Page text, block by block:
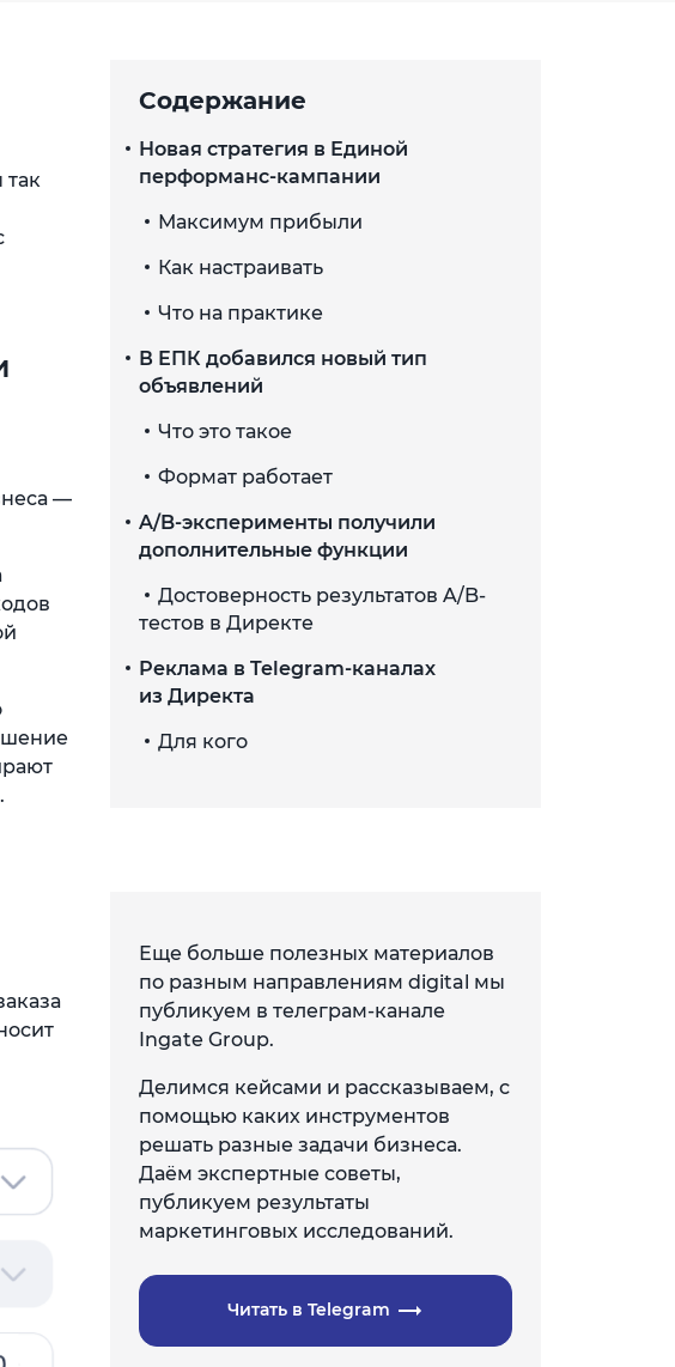
так
—
Содержание
Новая стратегия в Единой
перформанс-кампании
Максимум прибыли
Как настраивать
Что на практике
В ЕПК добавился новый тип
объявлений
Что это такое
Формат работает
A/B-эксперименты получили
дополнительные функции
Достоверность результатов A/B-
тестов в Директе
Реклама в Telegram-каналах
из Директа
Для кого
Еще больше полезных материалов
по разным направлениям digital мы
публикуем в телеграм-канале
Ingate Group.
Делимся кейсами и рассказываем, с
помощью каких инструментов
решать разные задачи бизнеса.
Даём экспертные советы,
публикуем результаты
маркетинговых исследований.
Читать в Telegram